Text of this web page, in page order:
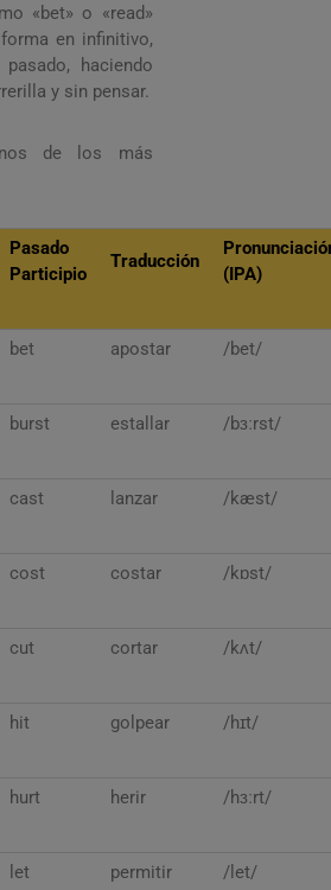
«bet» o «read»
en infinitivo,
haciendo
y sin pensar.
de los más
Pasado
Participio
Traducción
(IPA)
bet apostar /bet/
burst estallar /bɜːrst/
cast lanzar /kæst/
cost costar /kɒst/
cut cortar /kʌt/
hit golpear /hɪt/
hurt herir /hɜːrt/
let permitir /let/